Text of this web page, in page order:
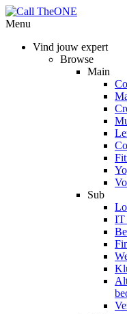
Menu
Vind jouw expert
Browse
Main
Sub
IT